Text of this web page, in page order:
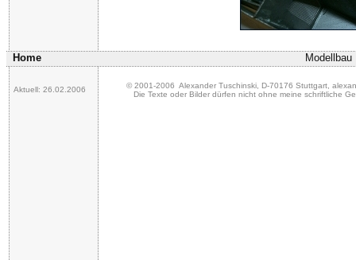
Home Modellbau
Aktuell: 26.02.2006 © 2001-2006 Alexander Tuschinski, D-70176 Stuttgart,
Die Texte oder Bilder dürfen nicht ohne meine schriftliche